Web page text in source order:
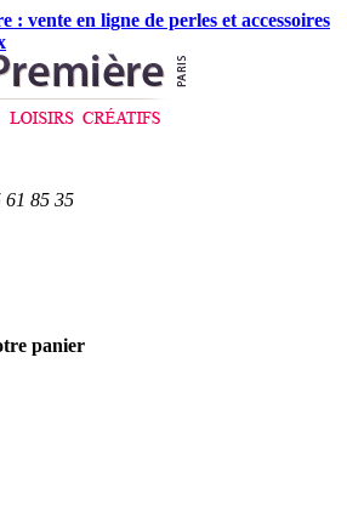
: vente en ligne de perles et accessoires
61 85 35
panier